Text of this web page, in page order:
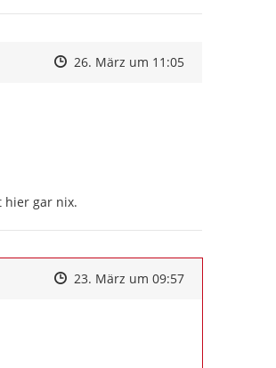
Zeitpunkt des Erstellens
Zeitpunkt des Erstellens
26. März um 11:05Zur Äußerung
hier gar nix.
Zeitpunkt des Erstellens
Zeitpunkt des Erstellens
23. März um 09:57Zur Äußerung